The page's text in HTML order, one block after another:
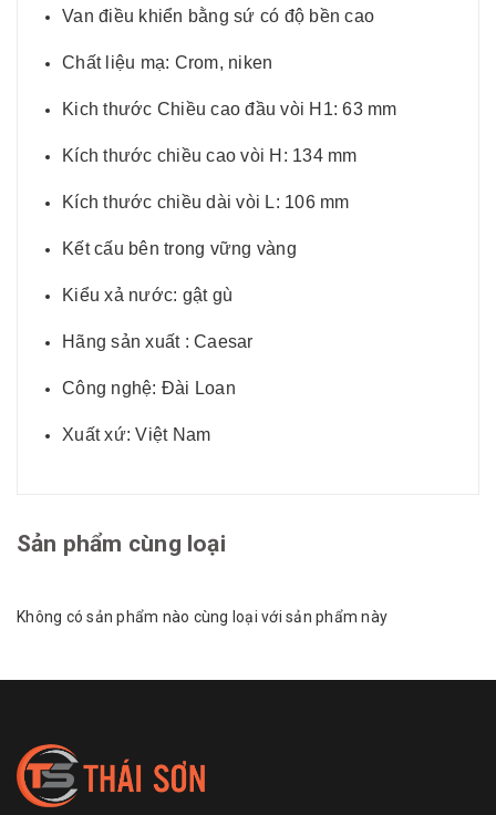
Van điều khiển bằng sứ có độ bền cao
Chất liệu mạ: Crom, niken
Kich thước Chiều cao đầu vòi H1: 63 mm
Kích thước chiều cao vòi H: 134 mm
Kích thước chiều dài vòi L: 106 mm
Kết cấu bên trong vững vàng
Kiểu xả nước: gật gù
Hãng sản xuất : Caesar
Công nghệ: Đài Loan
Xuất xứ: Việt Nam
Sản phẩm cùng loại
Không có sản phẩm nào cùng loại với sản phẩm này